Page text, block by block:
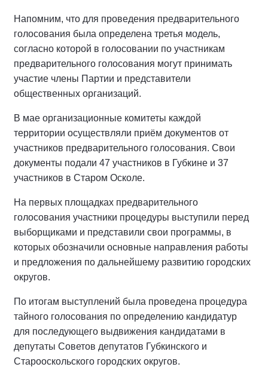
Напомним, что для проведения предварительного
голосования была определена третья модель,
согласно которой в голосовании по участникам
предварительного голосования могут принимать
участие члены Партии и представители
общественных организаций.
В мае организационные комитеты каждой
территории осуществляли приём документов от
участников предварительного голосования. Свои
документы подали 47 участников в Губкине и 37
участников в Старом Осколе.
На первых площадках предварительного
голосования участники процедуры выступили перед
выборщиками и представили свои программы, в
которых обозначили основные направления работы
и предложения по дальнейшему развитию городских
округов.
По итогам выступлений была проведена процедура
тайного голосования по определению кандидатур
для последующего выдвижения кандидатами в
депутаты Советов депутатов Губкинского и
Старооскольского городских округов.